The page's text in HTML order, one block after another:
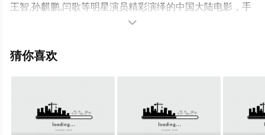
王智,孙麒鹏,闫歌等明星演员精彩演绎的中国大陆电影，手
机免费观看高清无删减完整版电影大全就上天堂电影网，
了解。

猜你喜欢